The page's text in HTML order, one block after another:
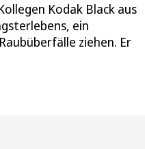
Kodak Black aus
ein
ziehen. Er